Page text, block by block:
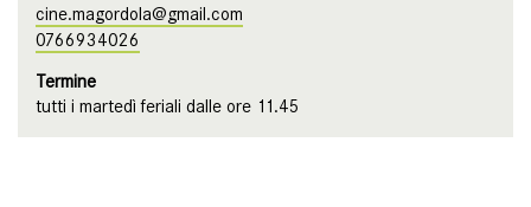
cine.magordola@gmail.com
0766934026
Termine
tutti i martedì feriali dalle ore 11.45